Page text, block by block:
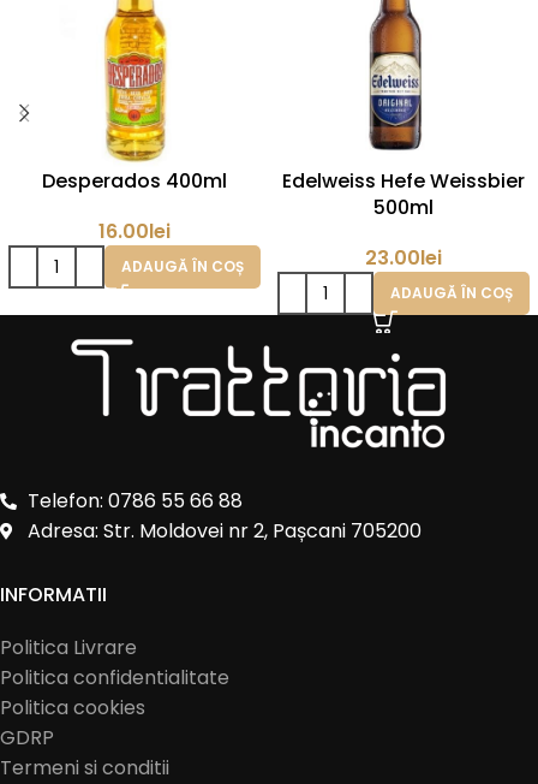
Desperados 400ml
16.00lei
ADAUGĂ ÎN COȘ
Edelweiss Hefe Weissbier
500ml
23.00lei
ADAUGĂ ÎN COȘ
Telefon: 0786 55 66 88
Adresa: Str. Moldovei nr 2, Pașcani 705200
INFORMATII
Politica Livrare
Politica confidentialitate
Politica cookies
GDRP
Termeni si conditii